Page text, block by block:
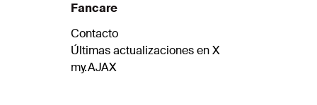
Fancare
Contacto
Últimas actualizaciones en X
my.AJAX